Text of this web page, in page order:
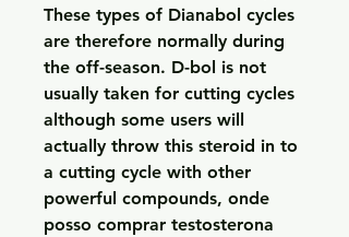
These types of Dianabol cycles
are therefore normally during
the off-season. D-bol is not
usually taken for cutting cycles
although some users will
actually throw this steroid in to
a cutting cycle with other
powerful compounds, onde
posso comprar testosterona